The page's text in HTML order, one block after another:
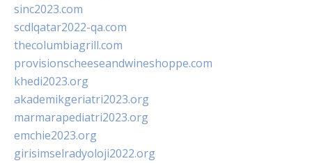
sinc2023.com
scdlqatar2022-qa.com
thecolumbiagrill.com
provisionscheeseandwineshoppe.com
khedi2023.org
akademikgeriatri2023.org
marmarapediatri2023.org
emchie2023.org
girisimselradyoloji2022.org